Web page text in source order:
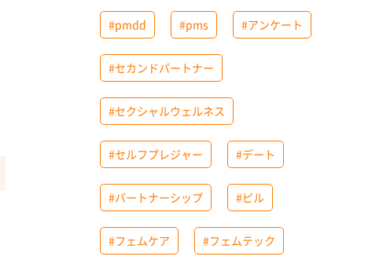
#pmdd #pms #アンケート
#セカンドパートナー
#セクシャルウェルネス
#セルフプレジャー #デート
#パートナーシップ #ピル
#フェムケア #フェムテック